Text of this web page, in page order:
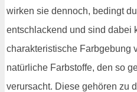
wirken sie dennoch, bedingt
entschlackend und sind dabei
charakteristische Farbgebung
natürliche Farbstoffe, den so
verursacht. Diese gehören zu